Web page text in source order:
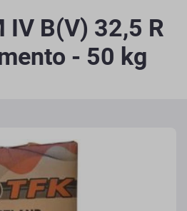
IV B(V) 32,5 R
- 50 kg